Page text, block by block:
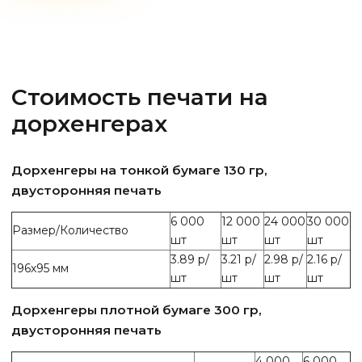
Стоимость печати на
дорхенгерах
Дорхенгеры на тонкой бумаге 130 гр,
двусторонняя печать
Размер/Количество
6 000
шт
12 000
шт
24 000
шт
30 000
шт
196х95 мм
3.89 р/
шт
3.21 р/
шт
2.98 р/
шт
2.16 р/
шт
Дорхенгеры плотной бумаге 300 гр,
двусторонняя печать